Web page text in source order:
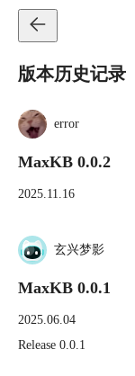
版本历史记录
error
MaxKB 0.0.2
2025.11.16
玄兴梦影
MaxKB 0.0.1
2025.06.04
Release 0.0.1